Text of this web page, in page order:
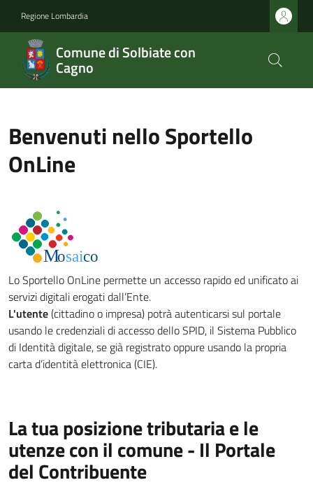
Regione Lombardia
Comune di Solbiate con
Cagno
Benvenuti nello Sportello
OnLine
Lo Sportello OnLine permette un accesso rapido ed unificato ai
servizi digitali erogati dall’Ente.
L'utente(cittadino o impresa) potrà autenticarsi sul portale
usando le credenziali di accesso dello SPID, il Sistema Pubblico
di Identità digitale, se già registrato oppure usando la propria
carta d’identità elettronica (CIE).
La tua posizione tributaria e le
utenze con il comune - Il Portale
del Contribuente